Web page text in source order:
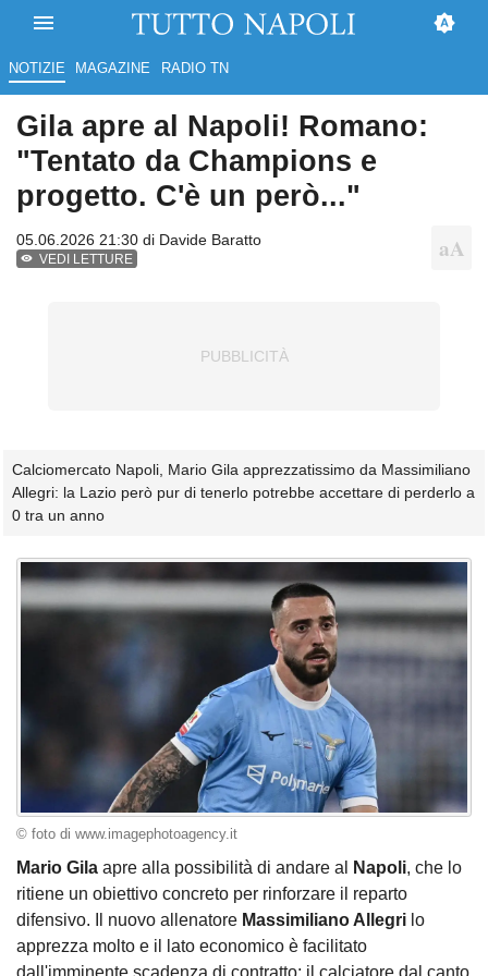
NOTIZIE MAGAZINE RADIO TN
Gila apre al Napoli! Romano:
"Tentato da Champions e
progetto. C'è un però..."
05.06.2026 21:30 di Davide Baratto
VEDI LETTURE
Calciomercato Napoli, Mario Gila apprezzatissimo da Massimiliano
Allegri: la Lazio però pur di tenerlo potrebbe accettare di perderlo a
0 tra un anno
© foto di www.imagephotoagency.it
Mario Gila apre alla possibilità di andare al Napoli, che lo
ritiene un obiettivo concreto per rinforzare il reparto
difensivo. Il nuovo allenatore Massimiliano Allegri lo
apprezza molto e il lato economico è facilitato